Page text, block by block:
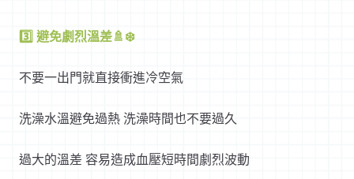
3️⃣ 避免劇烈溫差🚿❄️
不要一出門就直接衝進冷空氣
洗澡水溫避免過熱 洗澡時間也不要過久
過大的溫差 容易造成血壓短時間劇烈波動